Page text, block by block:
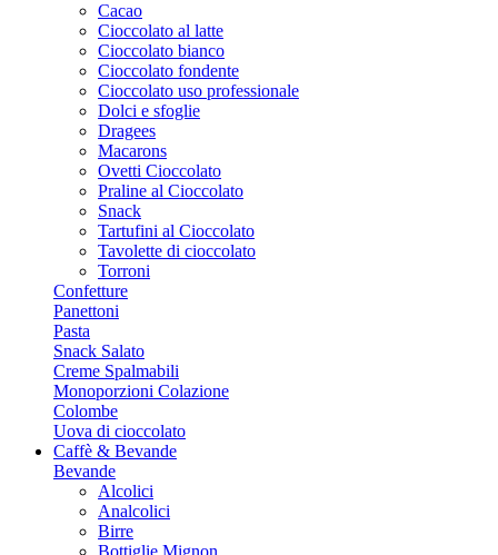
Cacao
Cioccolato al latte
Cioccolato bianco
Cioccolato fondente
Cioccolato uso professionale
Dolci e sfoglie
Dragees
Macarons
Ovetti Cioccolato
Praline al Cioccolato
Snack
Tartufini al Cioccolato
Tavolette di cioccolato
Torroni
Confetture
Panettoni
Pasta
Snack Salato
Creme Spalmabili
Monoporzioni Colazione
Colombe
Uova di cioccolato
Caffè & Bevande
Bevande
Alcolici
Analcolici
Birre
Bottiglie Mignon